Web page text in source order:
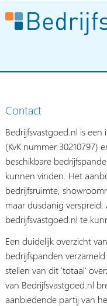
Contact
Bedrijfsvastgoed.nl is
(KvK nummer 30210797)
beschikbare
kunnen vinden. Het
bedrijfsruimte,
maar dusdanig
bedrijfsvastgoed.nl te
Een duidelijk overzicht
bedrijfspanden
stellen van dit 'totaal'
van Bedrijfsvastgoed.nl
aanbiedende partij van